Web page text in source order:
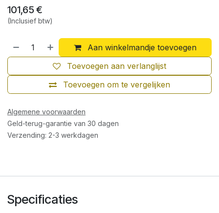
101,65 €
(Inclusief btw)
Aan winkelmandje toevoegen
Toevoegen om te vergelijken
Toevoegen aan verlanglijst
Algemene voorwaarden
Geld-terug-garantie van 30 dagen
Verzending: 2-3 werkdagen
Specificaties